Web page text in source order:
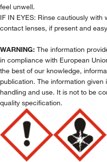
feel unwell.
IF IN EYES: Rinse cautiously
contact lenses, if present and
WARNING: The information
in compliance with European
the best of our knowledge,
publication. The information
handling and use. It is not to be
quality specification.